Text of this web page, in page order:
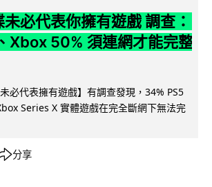
必代表你擁有遊戲 調查：
Xbox 50% 須連網才能完整
未必代表擁有遊戲】有調查發現，34% PS5
Series X 實體遊戲在完全斷網下無法完
分享